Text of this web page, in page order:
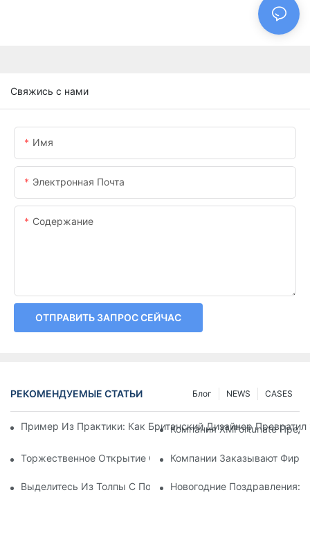
Свяжись с нами
Имя
Электронная Почта
Содержание
ОТПРАВИТЬ ЗАПРОС СЕЙЧАС
РЕКОМЕНДУЕМЫЕ СТАТЬИ CASES
NEWS
Блог
Пример Из Практики: Как Британский Дизайнер
Компания XMFortunate
Торжественное Открытие Состоится В Праздничные Дни
Компании Заказывают
Выделитесь Из Толпы С Помощью Персонализированных
Новогодние Поздравления: